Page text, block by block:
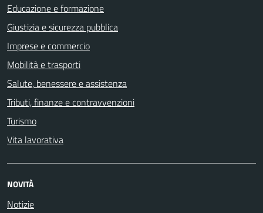
Educazione e formazione
Giustizia e sicurezza pubblica
Imprese e commercio
Mobilità e trasporti
Salute, benessere e assistenza
Tributi, finanze e contravvenzioni
Turismo
Vita lavorativa
NOVITÀ
Notizie